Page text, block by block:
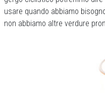
usare quando abbiamo
non abbiamo altre verdure